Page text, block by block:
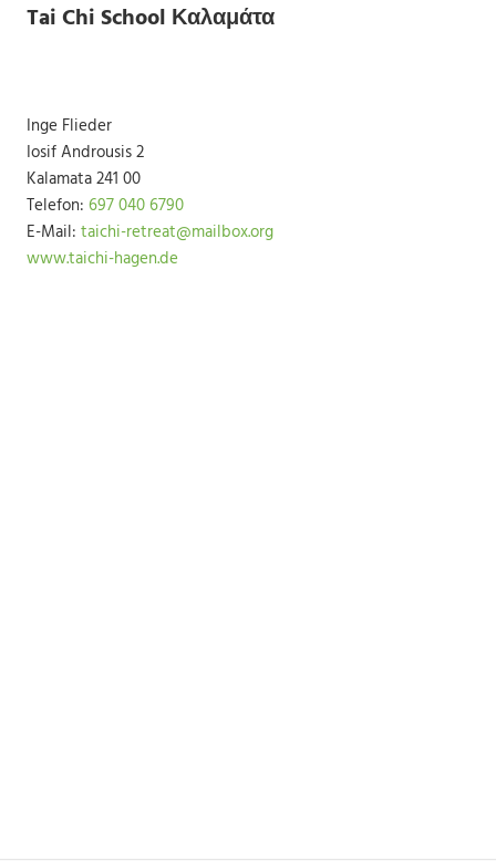
Tai Chi School Καλαμάτα
Inge Flieder
Iosif Androusis 2
Kalamata 241 00
Telefon: 697 040 6790
E-Mail: taichi-retreat@mailbox.org
www.taichi-hagen.de